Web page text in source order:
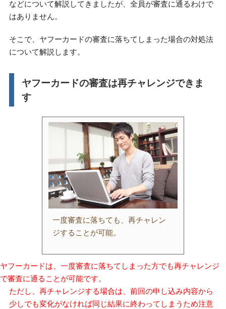
などについて解説してきましたが、全員が審査に通るわけで
はありません。
そこで、ヤフーカードの審査に落ちてしまった場合の対処法
について解説します。
ヤフーカードの審査は再チャレンジできま
す
一度審査に落ちても、再チャレン
ジすることが可能。
ヤフーカードは、一度審査に落ちてしまった方でも再チャレンジ
で審査に通ることが可能です。
ただし、再チャレンジする場合は、前回の申し込み内容から
少しでも変化がなければ同じ結果に終わってしまうため注意